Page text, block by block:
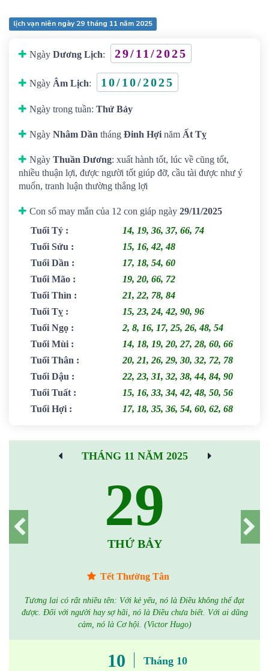
lịch vạn niên ngày 29 tháng 11 năm 2025
Ngày Dương Lịch: 29/11/2025
Ngày Âm Lịch: 10/10/2025
Ngày trong tuần: Thứ Bảy
Ngày Nhâm Dần tháng Đinh Hợi năm Ất Tỵ
Ngày Thuần Dương: xuất hành tốt, lúc về cũng tốt,
nhiều thuận lợi, được người tốt giúp đỡ, cầu tài được như ý
muốn, tranh luận thường thắng lợi
Con số may mắn của 12 con giáp ngày 29/11/2025
Tuổi Tý :
14, 19, 36, 37, 66, 74
Tuổi Sửu :
15, 16, 42, 48
Tuổi Dần :
17, 18, 54, 60
Tuổi Mão :
19, 20, 66, 72
Tuổi Thìn :
21, 22, 78, 84
Tuổi Tỵ :
15, 23, 24, 42, 90, 96
Tuổi Ngọ :
2, 8, 16, 17, 25, 26, 48, 54
Tuổi Mùi :
14, 18, 19, 20, 27, 28, 60, 66
Tuổi Thân :
20, 21, 26, 29, 30, 32, 72, 78
Tuổi Dậu :
22, 23, 31, 32, 38, 44, 84, 90
Tuổi Tuất :
15, 16, 33, 34, 42, 48, 50, 56
Tuổi Hợi : 17, 18, 35, 36, 54, 60, 62, 68
THÁNG 11 NĂM 2025
29
THỨ BẢY
Tết Thường Tân
Tương lai có rất nhiều tên: Với kẻ yếu, nó là Điều không thể đạt
được. Đối với người hay sợ hãi, nó là Điều chưa biết. Với ai dũng
cảm, nó là Cơ hội. (Victor Hugo)
10 Tháng 10